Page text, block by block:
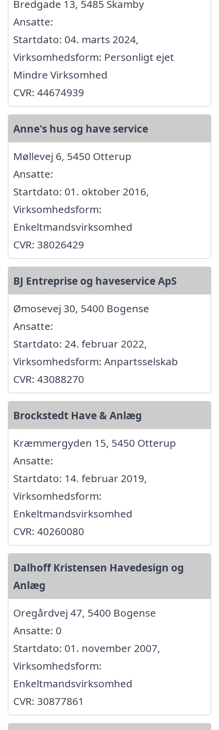
Bredgade 13, 5485 Skamby
Ansatte:
Startdato: 04. marts 2024,
Virksomhedsform: Personligt ejet
Mindre Virksomhed
CVR: 44674939
Anne's hus og have service
Møllevej 6, 5450 Otterup
Ansatte:
Startdato: 01. oktober 2016,
Virksomhedsform:
Enkeltmandsvirksomhed
CVR: 38026429
BJ Entreprise og haveservice ApS
Ømosevej 30, 5400 Bogense
Ansatte:
Startdato: 24. februar 2022,
Virksomhedsform: Anpartsselskab
CVR: 43088270
Brockstedt Have & Anlæg
Kræmmergyden 15, 5450 Otterup
Ansatte:
Startdato: 14. februar 2019,
Virksomhedsform:
Enkeltmandsvirksomhed
CVR: 40260080
Dalhoff Kristensen Havedesign og
Anlæg
Oregårdvej 47, 5400 Bogense
Ansatte: 0
Startdato: 01. november 2007,
Virksomhedsform:
Enkeltmandsvirksomhed
CVR: 30877861